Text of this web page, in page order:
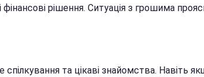
рішення. Ситуація з грошима
спілкування та цікаві знайомства. Навіть